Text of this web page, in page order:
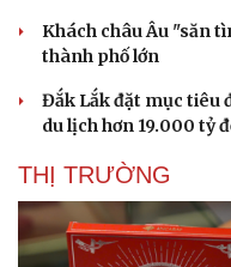
Khách châu Âu "săn
thành phố lớn
Đắk Lắk đặt mục tiêu
du lịch hơn 19.000 tỷ
THỊ TRƯỜNG